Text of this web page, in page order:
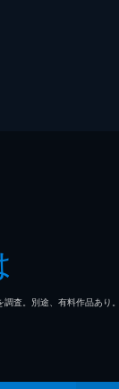
査。別途、有料作品あり。